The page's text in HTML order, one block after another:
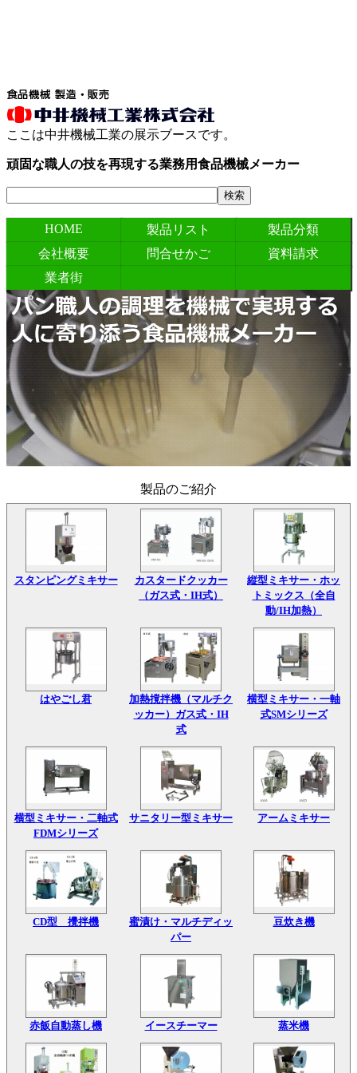
ここは中井機械工業の展示ブースです。
頑固な職人の技を再現する業務用食品機械メーカー
HOME 製品リスト
製品分類
会社概要
問合せかご
資料請求
業者街
製品のご紹介
スタンピングミキサー
カスタードクッカー
（ガス式・IH式）
縦型ミキサー・ホッ
トミックス（全自
動/IH加熱）
はやごし君
加熱撹拌機（マルチク
ッカー）ガス式・IH
式
横型ミキサー・一軸
式SMシリーズ
横型ミキサー・二軸式
FDMシリーズ
サニタリー型ミキサー アームミキサー
CD型 攪拌機
蜜漬け・マルチディッ
パー
豆炊き機
赤飯自動蒸し機 イースチーマー 蒸米機